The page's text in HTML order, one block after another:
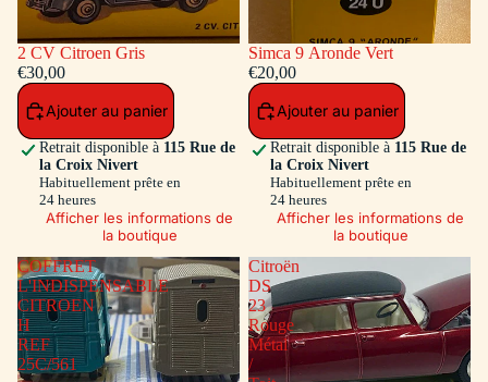
2 CV Citroen Gris
€30,00
Ajouter au panier
Retrait disponible à 115 Rue de
la Croix Nivert
Habituellement prête en
24 heures
Afficher les informations de
la boutique
Simca 9 Aronde Vert
€20,00
Ajouter au panier
Retrait disponible à 115 Rue de
la Croix Nivert
Habituellement prête en
24 heures
Afficher les informations de
la boutique
COFFRET
L'INDISPENSABLE
CITROEN
H
REF
25C/561
Citroën
DS
23
Rouge
Métal
/